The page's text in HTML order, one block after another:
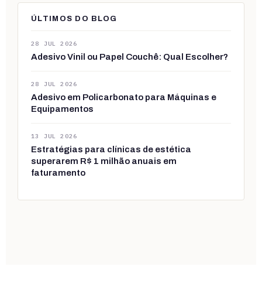
ÚLTIMOS DO BLOG
28 JUL 2026
Adesivo Vinil ou Papel Couchê: Qual Escolher?
28 JUL 2026
Adesivo em Policarbonato para Máquinas e
Equipamentos
13 JUL 2026
Estratégias para clínicas de estética
superarem R$ 1 milhão anuais em
faturamento